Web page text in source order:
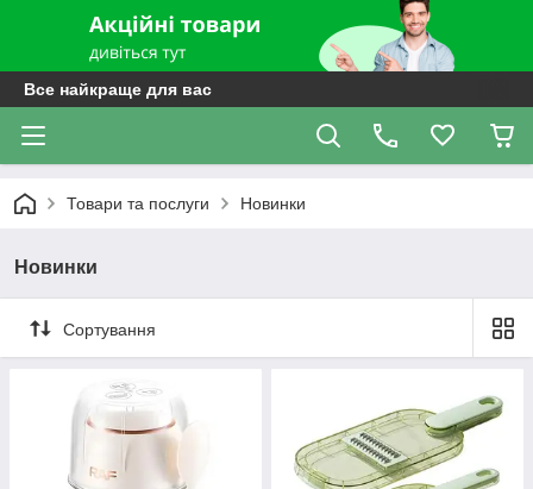
Все найкраще для вас
Товари та послуги Новинки
Новинки
Сортування